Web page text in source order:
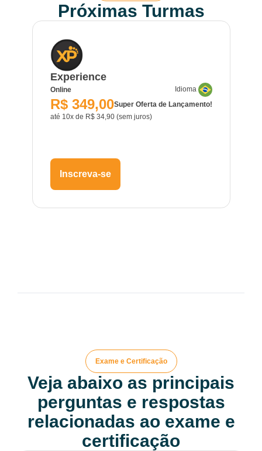
Próximas Turmas
Experience
Online Idioma
R$ 349,00Super Oferta de Lançamento!
até 10x de R$ 34,90 (sem juros)
Inscreva-se
Exame e Certificação
Veja abaixo as principais
perguntas e respostas
relacionadas ao exame e
certificação